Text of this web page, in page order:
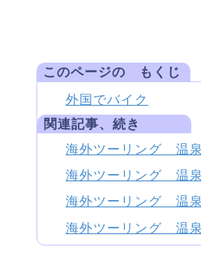
このページの もくじ
外国でバイク
関連記事、続き
海外ツーリング 温泉
海外ツーリング 温泉
海外ツーリング 温泉
海外ツーリング 温泉